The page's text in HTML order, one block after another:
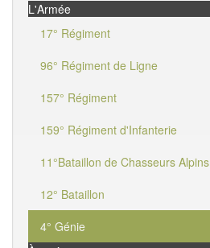
L'Armée
17° Régiment
96° Régiment de Ligne
157° Régiment
159° Régiment d'Infanterie
11°Bataillon de Chasseurs Alpins
12° Bataillon
4° Génie